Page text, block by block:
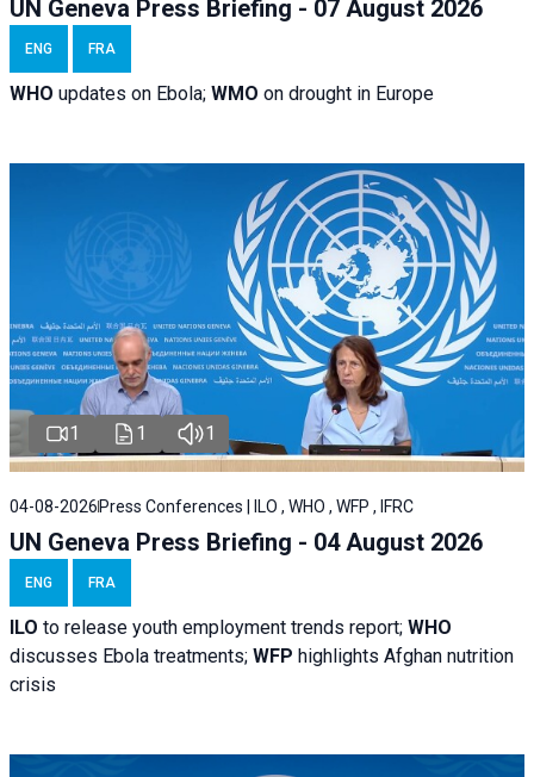
UN Geneva Press Briefing - 07 August 2026
ENG FRA
WHO updates on Ebola; WMO on drought in Europe
1 1 1
04-08-2026 Press Conferences | ILO , WHO , WFP , IFRC
UN Geneva Press Briefing - 04 August 2026
ENG FRA
ILO to release youth employment trends report; WHO
discusses Ebola treatments; WFP highlights Afghan nutrition
crisis